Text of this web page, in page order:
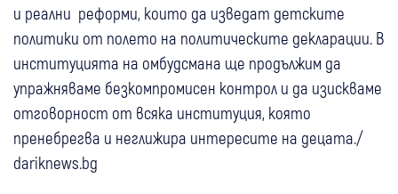
и реални реформи, които да изведат детските
политики от полето на политическите декларации. В
институцията на омбудсмана ще продължим да
упражняваме безкомпромисен контрол и да изискваме
отговорност от всяка институция, която
пренебрегва и неглижира интересите на децата./
dariknews.bg